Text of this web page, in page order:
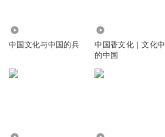
中国文化与中国的兵
中国香文化｜文化中
的中国